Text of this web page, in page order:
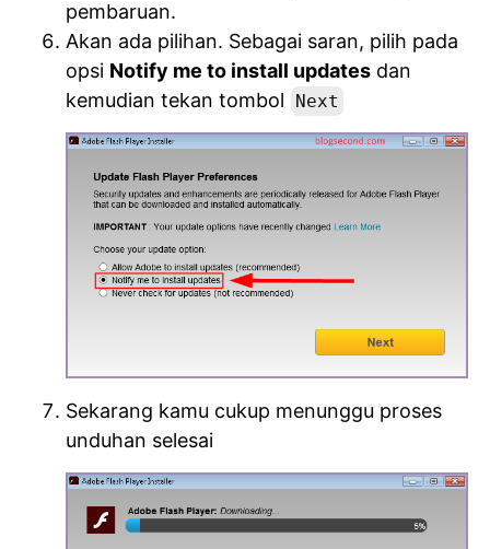
pembaruan.
Akan ada pilihan. Sebagai saran, pilih pada
opsi Notify me to install updates dan
kemudian tekan tombol
Next
Sekarang kamu cukup menunggu proses
unduhan selesai